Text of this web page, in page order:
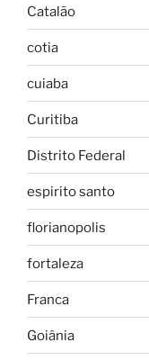
Catalão
cotia
cuiaba
Curitiba
Distrito Federal
espirito santo
florianopolis
fortaleza
Franca
Goiânia